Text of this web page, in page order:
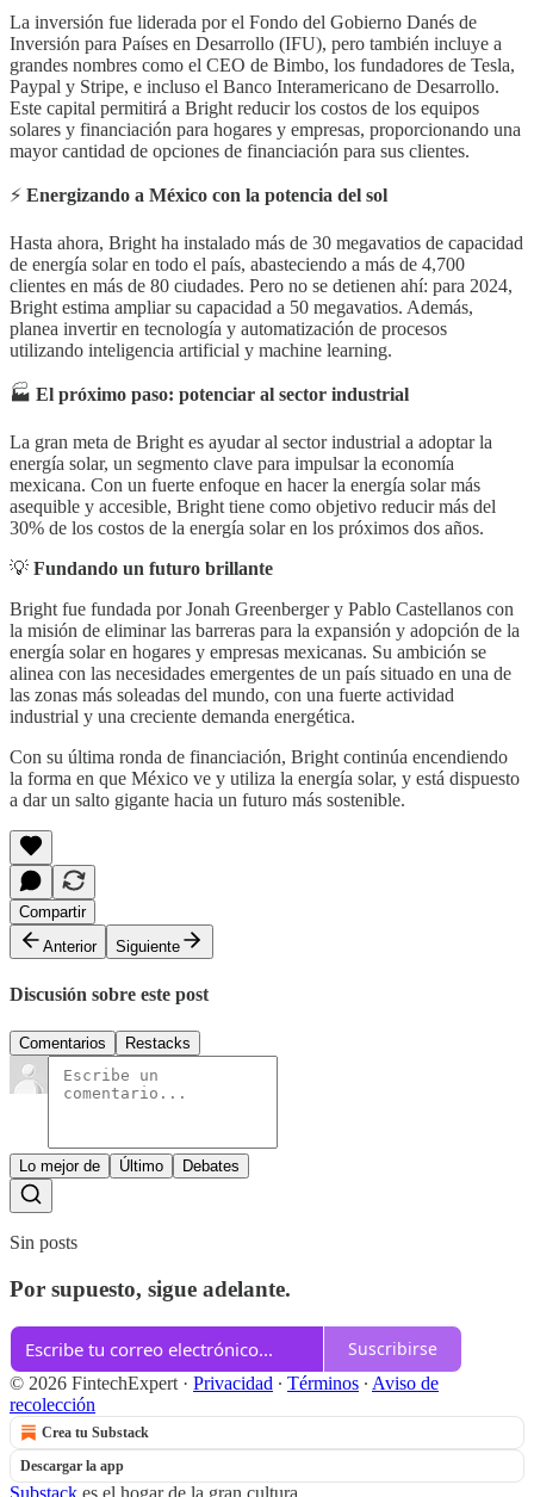
La inversión fue liderada por el Fondo del Gobierno Danés de
Inversión para Países en Desarrollo (IFU), pero también incluye a
grandes nombres como el CEO de Bimbo, los fundadores de Tesla,
Paypal y Stripe, e incluso el Banco Interamericano de Desarrollo.
Este capital permitirá a Bright reducir los costos de los equipos
solares y financiación para hogares y empresas, proporcionando una
mayor cantidad de opciones de financiación para sus clientes.
⚡ Energizando a México con la potencia del sol
Hasta ahora, Bright ha instalado más de 30 megavatios de capacidad
de energía solar en todo el país, abasteciendo a más de 4,700
clientes en más de 80 ciudades. Pero no se detienen ahí: para 2024,
Bright estima ampliar su capacidad a 50 megavatios. Además,
planea invertir en tecnología y automatización de procesos
utilizando inteligencia artificial y machine learning.
🏭 El próximo paso: potenciar al sector industrial
La gran meta de Bright es ayudar al sector industrial a adoptar la
energía solar, un segmento clave para impulsar la economía
mexicana. Con un fuerte enfoque en hacer la energía solar más
asequible y accesible, Bright tiene como objetivo reducir más del
30% de los costos de la energía solar en los próximos dos años.
💡 Fundando un futuro brillante
Bright fue fundada por Jonah Greenberger y Pablo Castellanos con
la misión de eliminar las barreras para la expansión y adopción de la
energía solar en hogares y empresas mexicanas. Su ambición se
alinea con las necesidades emergentes de un país situado en una de
las zonas más soleadas del mundo, con una fuerte actividad
industrial y una creciente demanda energética.
Con su última ronda de financiación, Bright continúa encendiendo
la forma en que México ve y utiliza la energía solar, y está dispuesto
a dar un salto gigante hacia un futuro más sostenible.
Compartir
Anterior
Siguiente
Discusión sobre este post
Comentarios Restacks
Lo mejor de Último Debates
Sin posts
Por supuesto, sigue adelante.
Suscribirse
© 2026 FintechExpert · Privacidad ∙ Términos ∙ Aviso de
recolección
Crea tu Substack
Descargar la app
Substack es el hogar de la gran cultura